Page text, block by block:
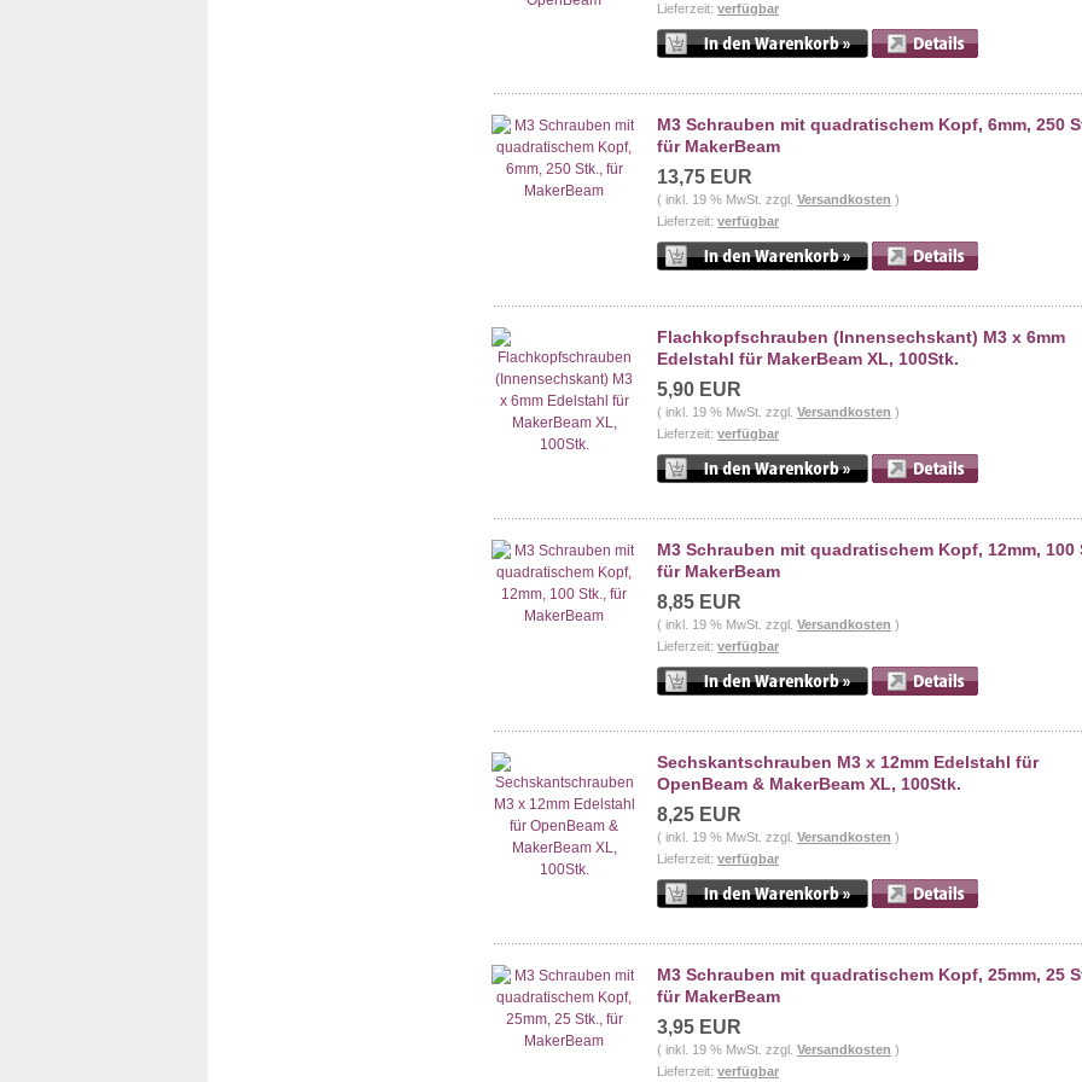
Lieferzeit: verfügbar
M3 Schrauben mit quadratischem Kopf, 6mm, 250
für MakerBeam
13,75 EUR
( inkl. 19 % MwSt. zzgl. Versandkosten )
Lieferzeit: verfügbar
Flachkopfschrauben (Innensechskant) M3 x 6mm
Edelstahl für MakerBeam XL, 100Stk.
5,90 EUR
( inkl. 19 % MwSt. zzgl. Versandkosten )
Lieferzeit: verfügbar
M3 Schrauben mit quadratischem Kopf, 12mm, 100
für MakerBeam
8,85 EUR
( inkl. 19 % MwSt. zzgl. Versandkosten )
Lieferzeit: verfügbar
Sechskantschrauben M3 x 12mm Edelstahl für
OpenBeam & MakerBeam XL, 100Stk.
8,25 EUR
( inkl. 19 % MwSt. zzgl. Versandkosten )
Lieferzeit: verfügbar
M3 Schrauben mit quadratischem Kopf, 25mm, 25
für MakerBeam
3,95 EUR
( inkl. 19 % MwSt. zzgl. Versandkosten )
Lieferzeit: verfügbar